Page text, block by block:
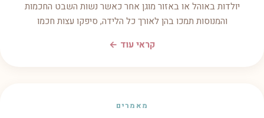
יולדות באוהל או באזור מוגן אחר כאשר נשות השבט החכמות
והמנוסות תמכו בהן לאורך כל הלידה, סיפקו עצות חכמו
קראי עוד ←
מאמרים